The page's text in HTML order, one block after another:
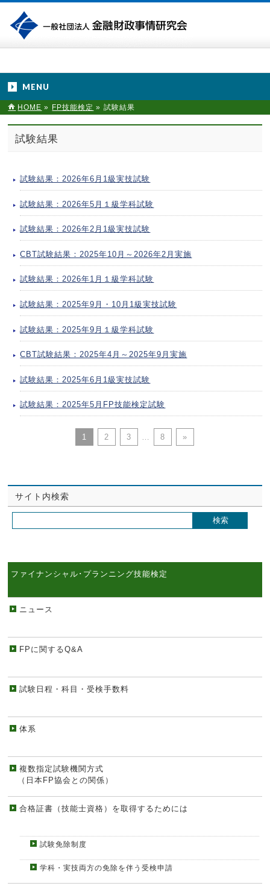
MENU
HOME » FP技能検定 » 試験結果
試験結果
試験結果：2026年6月1級実技試験
試験結果：2026年5月１級学科試験
試験結果：2026年2月1級実技試験
CBT試験結果：2025年10月～2026年2月実施
試験結果：2026年1月１級学科試験
試験結果：2025年9月・10月1級実技試験
試験結果：2025年9月１級学科試験
CBT試験結果：2025年4月～2025年9月実施
試験結果：2025年6月1級実技試験
試験結果：2025年5月FP技能検定試験
1 2 3 … 8 »
サイト内検索
ファイナンシャル･プランニング技能検定
ニュース
FPに関するQ&A
試験日程・科目・受検手数料
体系
複数指定試験機関方式
（日本FP協会との関係）
合格証書（技能士資格）を取得するためには
試験免除制度
学科・実技両方の免除を伴う受検申請